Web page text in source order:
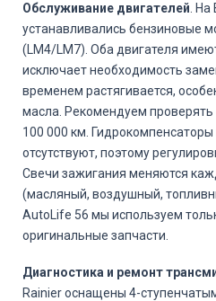
Обслуживание двигателей .
устанавливались бензиновые
(LM4/LM7). Оба двигателя
исключает необходимость
временем растягивается,
масла. Рекомендуем
100 000 км. Гидрокомпенсаторы
отсутствуют, поэтому
Свечи зажигания меняются
(масляный, воздушный,
AutoLife 56 мы используем
оригинальные запчасти.
Диагностика и ремонт
Rainier оснащены 4-